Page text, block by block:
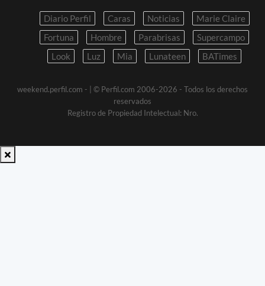
Diario Perfil Caras Noticias
Marie Claire
Fortuna
Hombre Parabrisas
Supercampo
Look
Luz Mia Lunateen BATimes
weekend.perfil.com -
| © Perfil.com 2006-2026 - Todos los derechos
reservados
Registro de Propiedad Intelectual: Nro.